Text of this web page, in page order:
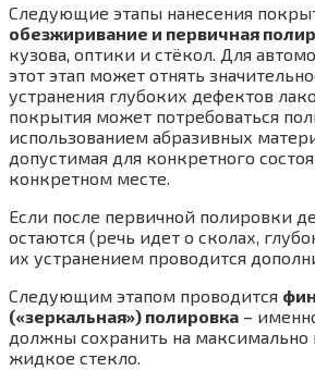
Следующие этапы нанесения
обезжиривание и первичная
кузова, оптики и стёкол. Для
этот этап может отнять
устранения глубоких дефектов
покрытия может потребоваться
использованием абразивных
допустимая для конкретного
конкретном месте.
Если после первичной полировки
остаются (речь идет о сколах,
их устранением проводится
Следующим этапом проводится
(«зеркальная») полировка –
должны сохранить на
жидкое стекло.